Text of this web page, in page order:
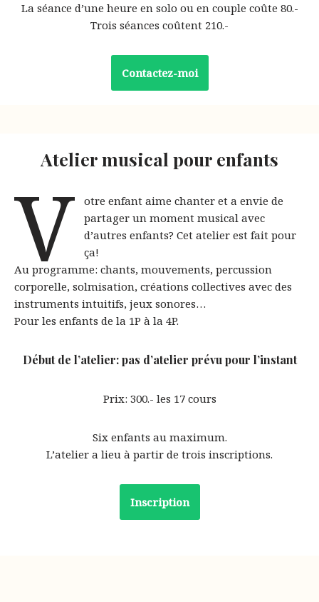
La séance d’une heure en solo ou en couple coûte 80.-
Trois séances coûtent 210.-
Contactez-moi
Atelier musical pour enfants
V
otre enfant aime chanter et a envie de
partager un moment musical avec
d’autres enfants? Cet atelier est fait pour
ça!
Au programme: chants, mouvements, percussion
corporelle, solmisation, créations collectives avec des
instruments intuitifs, jeux sonores…
Pour les enfants de la 1P à la 4P.
Début de l’atelier: pas d’atelier prévu pour l’instant
Prix: 300.- les 17 cours
Six enfants au maximum.
L’atelier a lieu à partir de trois inscriptions.
Inscription